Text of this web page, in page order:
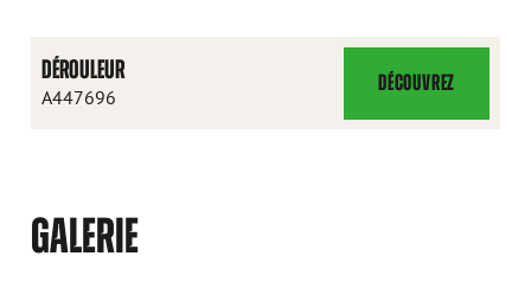
DÉROULEUR
A447696
DÉCOUVREZ
DÉROULEUR
GALERIE